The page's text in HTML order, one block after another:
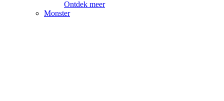
Ontdek meer
Monster